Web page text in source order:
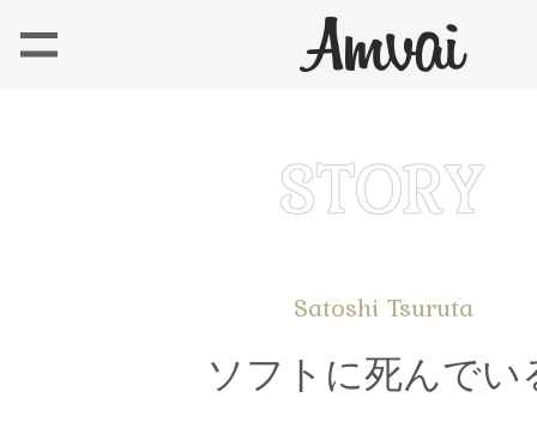
Satoshi Tsuruta
ソフトに死んでい